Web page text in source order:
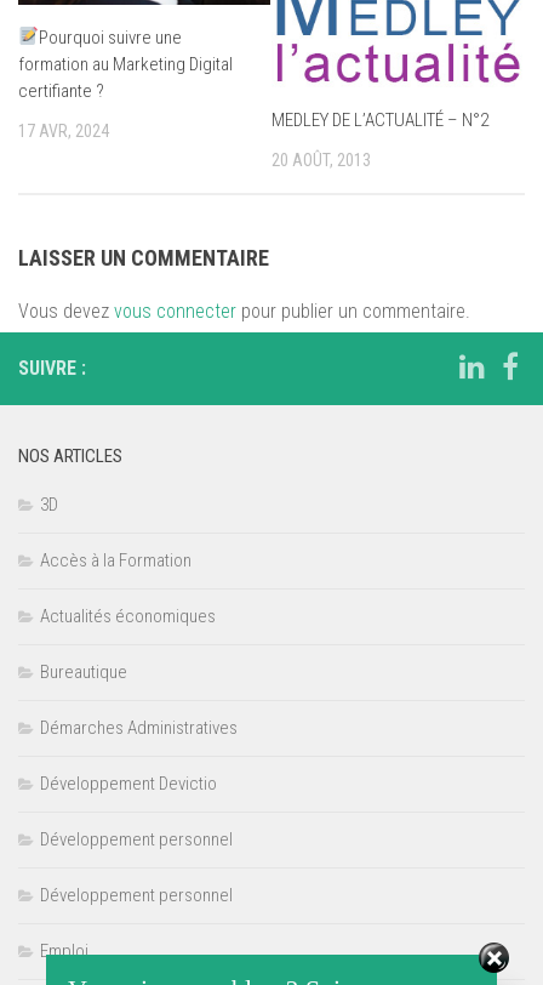
Pourquoi suivre une
formation au Marketing Digital
certifiante ?
17 AVR, 2024 MEDLEY DE L’ACTUALITÉ – N°2
20 AOÛT, 2013
LAISSER UN COMMENTAIRE
Vous devez vous connecter pour publier un commentaire.
SUIVRE :
NOS ARTICLES
3D
Accès à la Formation
Actualités économiques
Bureautique
Démarches Administratives
Développement Devictio
Développement personnel
Développement personnel
Emploi